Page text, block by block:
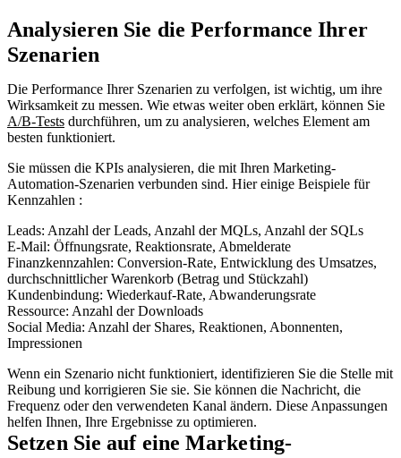
Analysieren Sie die Performance Ihrer
Szenarien
Die Performance Ihrer Szenarien zu verfolgen, ist wichtig, um ihre
Wirksamkeit zu messen. Wie etwas weiter oben erklärt, können Sie
A/B-Tests durchführen, um zu analysieren, welches Element am
besten funktioniert.
Sie müssen die KPIs analysieren, die mit Ihren Marketing-
Automation-Szenarien verbunden sind. Hier einige Beispiele für
Kennzahlen :
Leads: Anzahl der Leads, Anzahl der MQLs, Anzahl der SQLs
E-Mail: Öffnungsrate, Reaktionsrate, Abmelderate
Finanzkennzahlen: Conversion-Rate, Entwicklung des Umsatzes,
durchschnittlicher Warenkorb (Betrag und Stückzahl)
Kundenbindung: Wiederkauf-Rate, Abwanderungsrate
Ressource: Anzahl der Downloads
Social Media: Anzahl der Shares, Reaktionen, Abonnenten,
Impressionen
Wenn ein Szenario nicht funktioniert, identifizieren Sie die Stelle mit
Reibung und korrigieren Sie sie. Sie können die Nachricht, die
Frequenz oder den verwendeten Kanal ändern. Diese Anpassungen
helfen Ihnen, Ihre Ergebnisse zu optimieren.
Setzen Sie auf eine Marketing-